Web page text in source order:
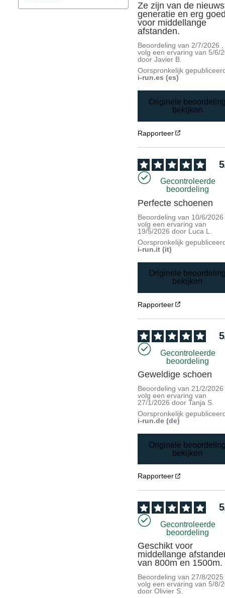
Ze zijn van de
generatie en erg
voor middellange
afstanden.
Beoordeling van2/7/2026 ,
volg een ervaring van 5/6/
doorJavier B.
Oorspronkelijk
i-run.es (es)
Originele
bekijken
Rapporteer
5
Gecontroleerde
beoordeling
Perfecte schoenen
Beoordeling van 10/6/2026
volg een ervaring van
19/5/2026 door Luca L.
Oorspronkelijk
i-run.it (it)
Originele
bekijken
Rapporteer
5
Gecontroleerde
beoordeling
Geweldige schoen
Beoordeling van 21/2/2026
volg een ervaring van
27/1/2026 doorTanja S.
Oorspronkelijk
i-run.de (de)
Originele
bekijken
Rapporteer
5
Gecontroleerde
beoordeling
Geschikt voor
middellange
van 800m en 1500m.
Beoordeling van27/8/2025
volg een ervaring van 5/8/
doorOlivier S.